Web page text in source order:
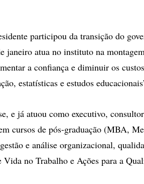
participou da transição do
janeiro atua no instituto na
a confiança e diminuir os
estatísticas e estudos
e já atuou como executivo, consultor
cursos de pós-graduação (MBA,
e análise organizacional,
no Trabalho e Ações para a